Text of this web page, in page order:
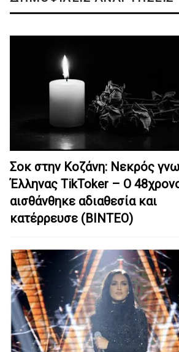
Σοκ στην Κοζάνη: Nεκρός
Έλληνας TikToker – Ο
αισθάνθηκε αδιαθεσία και
κατέρρευσε (ΒΙΝΤΕΟ)